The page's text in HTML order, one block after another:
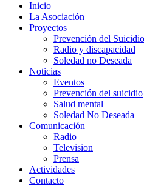
Inicio
La Asociación
Proyectos
Prevención del Suicidio
Radio y discapacidad
Soledad no Deseada
Noticias
Eventos
Prevención del suicidio
Salud mental
Soledad No Deseada
Comunicación
Radio
Television
Prensa
Actividades
Contacto